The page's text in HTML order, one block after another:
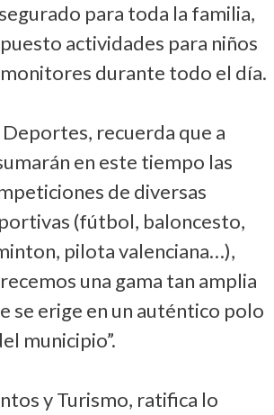
para toda la familia,
actividades para niños
durante todo el día.
Deportes, recuerda que a
en este tiempo las
de diversas
(fútbol, baloncesto,
pilota valenciana…),
una gama tan amplia
se erige en un auténtico polo
municipio”.
y Turismo, ratifica lo